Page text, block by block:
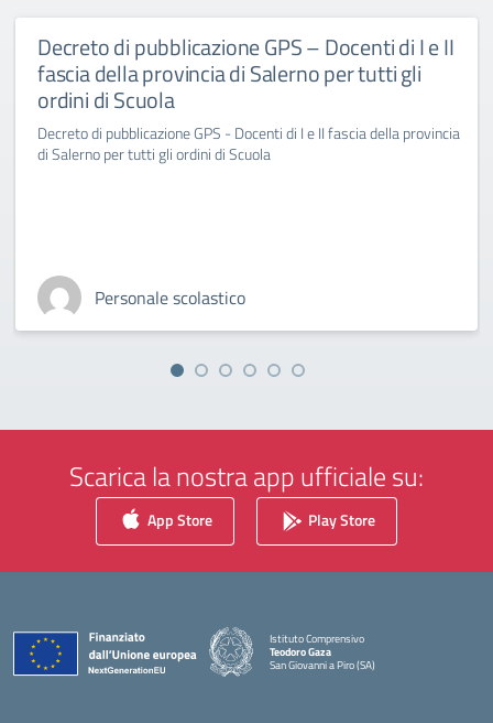
Decreto di pubblicazione GPS – Docenti di I e II
fascia della provincia di Salerno per tutti gli
ordini di Scuola
Decreto di pubblicazione GPS - Docenti di I e II fascia della provincia
di Salerno per tutti gli ordini di Scuola
Personale scolastico
Scarica la nostra app ufficiale su:
App Store Play Store
Istituto Comprensivo
Teodoro Gaza
San Giovanni a Piro (SA)